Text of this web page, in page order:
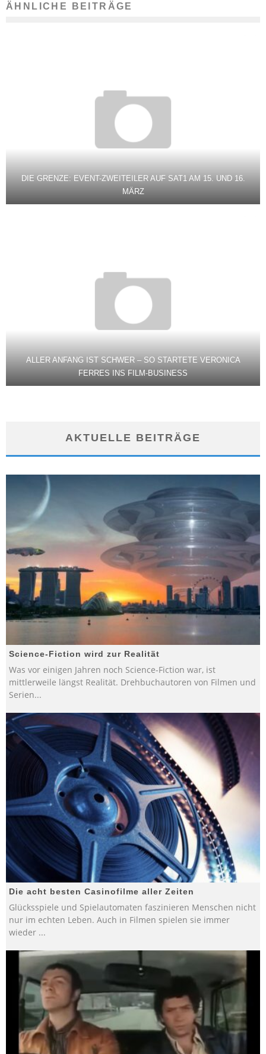
ÄHNLICHE BEITRÄGE
DIE GRENZE: EVENT-ZWEITEILER AUF SAT1 AM 15. UND 16.
MÄRZ
ALLER ANFANG IST SCHWER – SO STARTETE VERONICA
FERRES INS FILM-BUSINESS
AKTUELLE BEITRÄGE
Science-Fiction wird zur Realität
Was vor einigen Jahren noch Science-Fiction war, ist
mittlerweile längst Realität. Drehbuchautoren von Filmen und
Serien...
Die acht besten Casinofilme aller Zeiten
Glücksspiele und Spielautomaten faszinieren Menschen nicht
nur im echten Leben. Auch in Filmen spielen sie immer
wieder ...